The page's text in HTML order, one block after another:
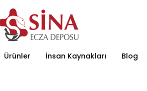
Ürünler İnsan Kaynakları Blog